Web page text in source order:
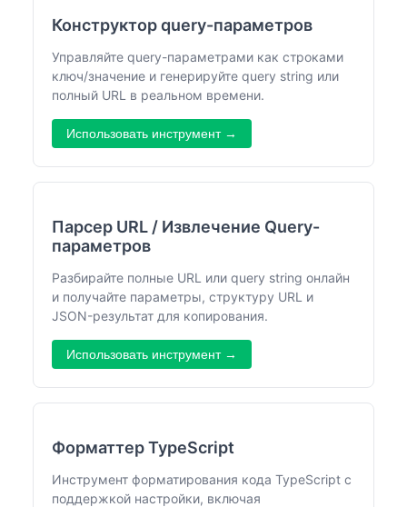
Конструктор query-параметров
Управляйте query-параметрами как строками
ключ/значение и генерируйте query string или
полный URL в реальном времени.
Использовать инструмент →
Парсер URL / Извлечение Query-
параметров
Разбирайте полные URL или query string онлайн
и получайте параметры, структуру URL и
JSON-результат для копирования.
Использовать инструмент →
Форматтер TypeScript
Инструмент форматирования кода TypeScript с
поддержкой настройки, включая